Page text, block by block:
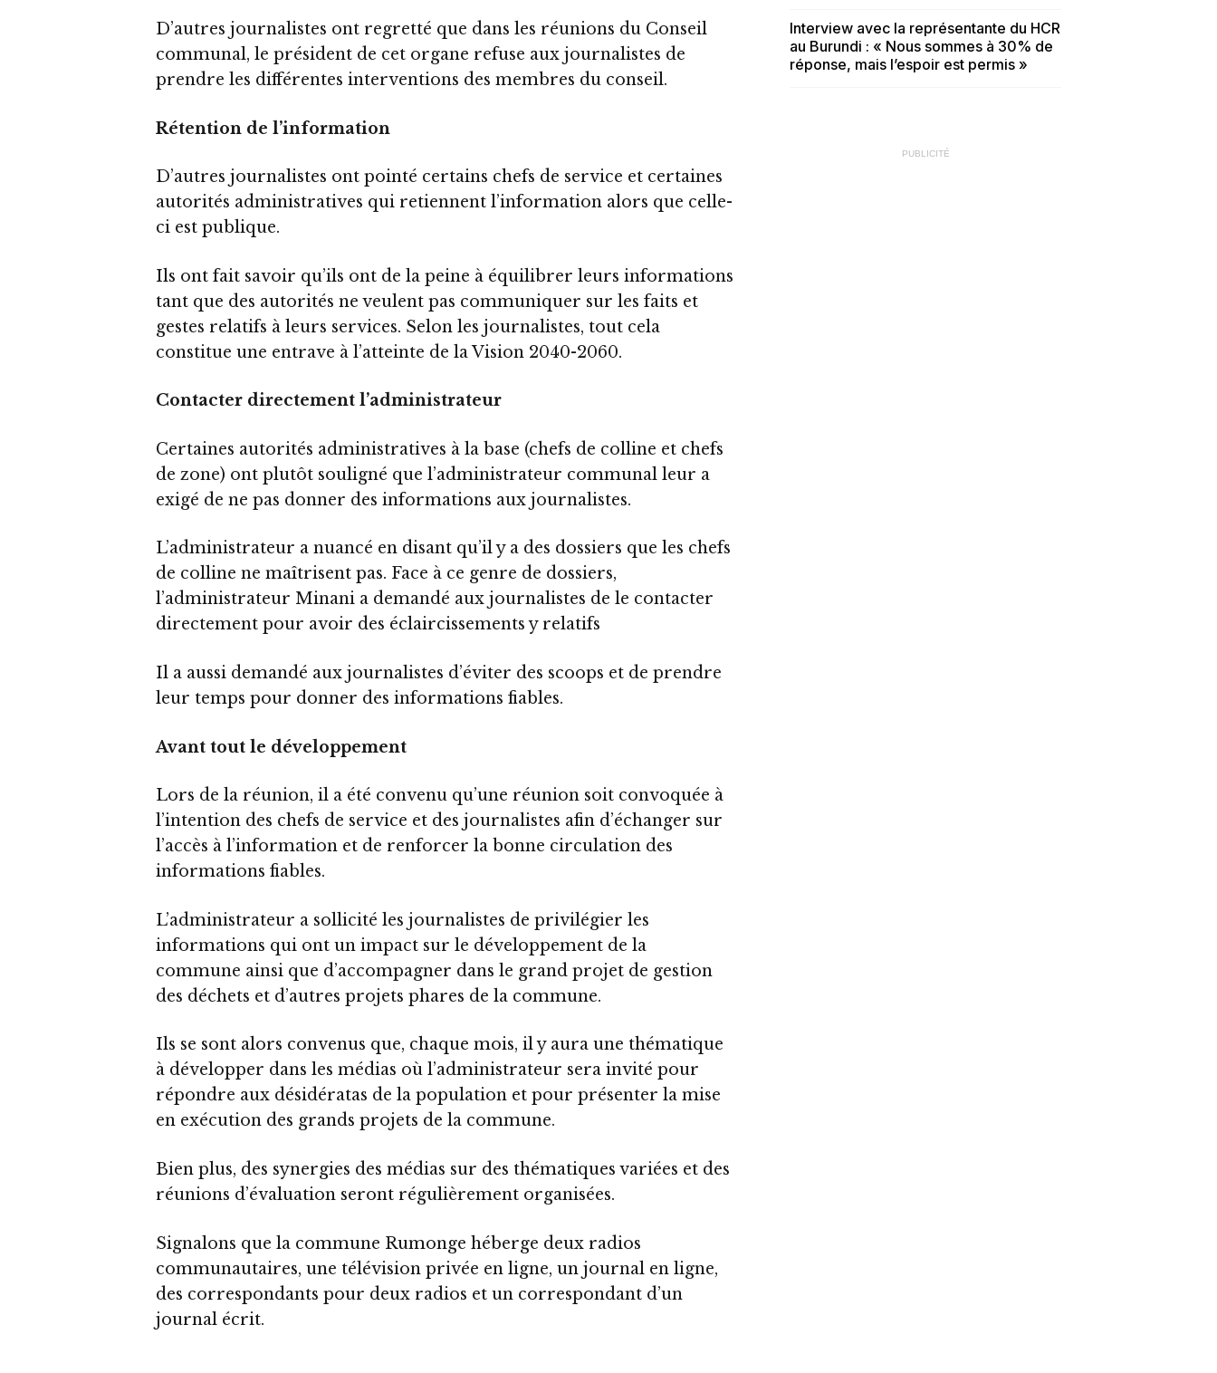
D’autres journalistes ont regretté que dans les réunions du Conseil
communal, le président de cet organe refuse aux journalistes de
prendre les différentes interventions des membres du conseil.
Rétention de l’information
D’autres journalistes ont pointé certains chefs de service et certaines
autorités administratives qui retiennent l’information alors que celle-
ci est publique.
Ils ont fait savoir qu’ils ont de la peine à équilibrer leurs informations
tant que des autorités ne veulent pas communiquer sur les faits et
gestes relatifs à leurs services. Selon les journalistes, tout cela
constitue une entrave à l’atteinte de la Vision 2040-2060.
Contacter directement l’administrateur
Certaines autorités administratives à la base (chefs de colline et chefs
de zone) ont plutôt souligné que l’administrateur communal leur a
exigé de ne pas donner des informations aux journalistes.
L’administrateur a nuancé en disant qu’il y a des dossiers que les chefs
de colline ne maîtrisent pas. Face à ce genre de dossiers,
l’administrateur Minani a demandé aux journalistes de le contacter
directement pour avoir des éclaircissements y relatifs
Il a aussi demandé aux journalistes d’éviter des scoops et de prendre
leur temps pour donner des informations fiables.
Avant tout le développement
Lors de la réunion, il a été convenu qu’une réunion soit convoquée à
l’intention des chefs de service et des journalistes afin d’échanger sur
l’accès à l’information et de renforcer la bonne circulation des
informations fiables.
L’administrateur a sollicité les journalistes de privilégier les
informations qui ont un impact sur le développement de la
commune ainsi que d’accompagner dans le grand projet de gestion
des déchets et d’autres projets phares de la commune.
Ils se sont alors convenus que, chaque mois, il y aura une thématique
à développer dans les médias où l’administrateur sera invité pour
répondre aux désidératas de la population et pour présenter la mise
en exécution des grands projets de la commune.
Bien plus, des synergies des médias sur des thématiques variées et des
réunions d’évaluation seront régulièrement organisées.
Signalons que la commune Rumonge héberge deux radios
communautaires, une télévision privée en ligne, un journal en ligne,
des correspondants pour deux radios et un correspondant d’un
journal écrit.
Interview avec la représentante du HCR
au Burundi : « Nous sommes à 30% de
réponse, mais l’espoir est permis »
PUBLICITÉ